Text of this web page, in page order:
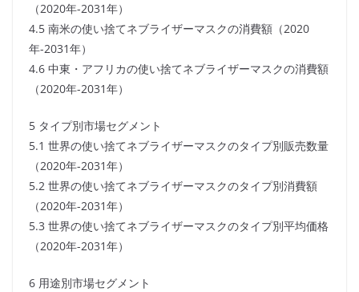
（2020年-2031年）
4.5 南米の使い捨てネブライザーマスクの消費額（2020
年-2031年）
4.6 中東・アフリカの使い捨てネブライザーマスクの消費額
（2020年-2031年）
5 タイプ別市場セグメント
5.1 世界の使い捨てネブライザーマスクのタイプ別販売数量
（2020年-2031年）
5.2 世界の使い捨てネブライザーマスクのタイプ別消費額
（2020年-2031年）
5.3 世界の使い捨てネブライザーマスクのタイプ別平均価格
（2020年-2031年）
6 用途別市場セグメント